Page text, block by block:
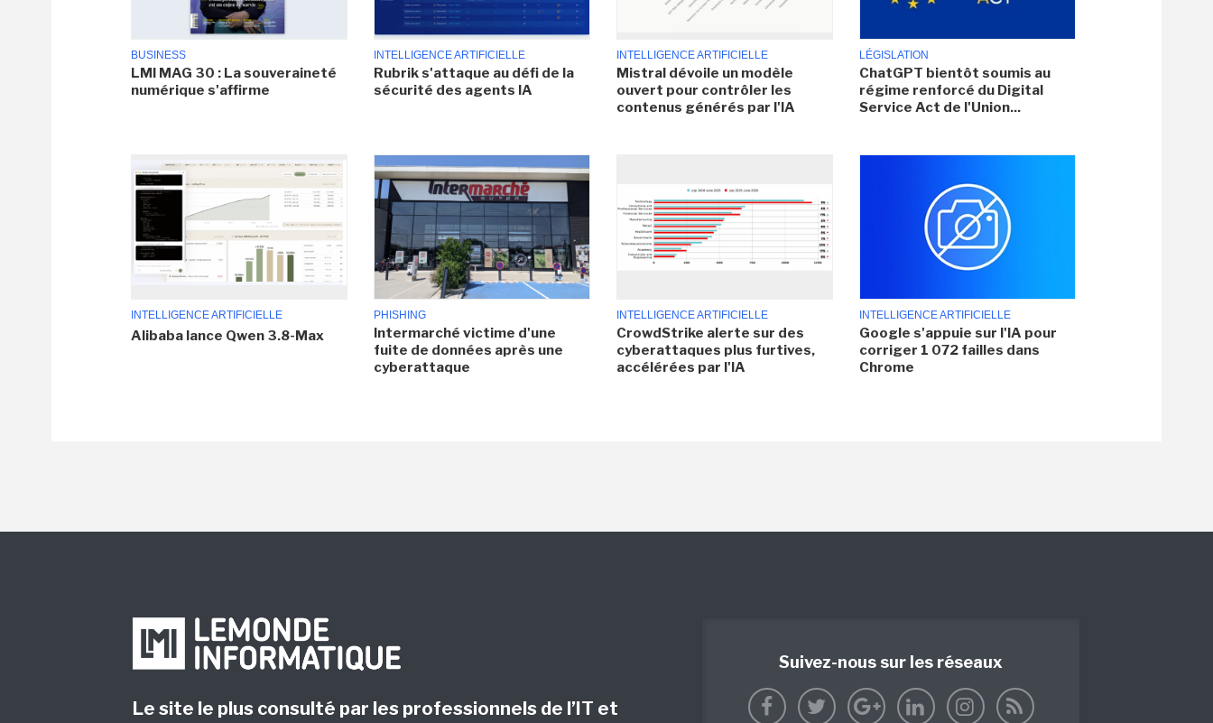
BUSINESS
LMI MAG 30 : La souveraineté
numérique s'affirme
INTELLIGENCE ARTIFICIELLE
Rubrik s'attaque au défi de la
sécurité des agents IA
INTELLIGENCE ARTIFICIELLE
Mistral dévoile un modèle
ouvert pour contrôler les
contenus générés par l'IA
LÉGISLATION
ChatGPT bientôt soumis au
régime renforcé du Digital
Service Act de l'Union...
INTELLIGENCE ARTIFICIELLE
Alibaba lance Qwen 3.8-Max
PHISHING
Intermarché victime d'une
fuite de données après une
cyberattaque
INTELLIGENCE ARTIFICIELLE
CrowdStrike alerte sur des
cyberattaques plus furtives,
accélérées par l'IA
INTELLIGENCE ARTIFICIELLE
Google s'appuie sur l'IA pour
corriger 1 072 failles dans
Chrome
Le site le plus consulté par les professionnels de l’IT et
Suivez-nous sur les réseaux